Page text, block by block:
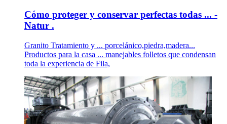
Cómo proteger y conservar perfectas todas ... -
Natur .
Granito Tratamiento y ... porcelánico,piedra,madera...
Productos para la casa ... manejables folletos que condensan
toda la experiencia de Fila,